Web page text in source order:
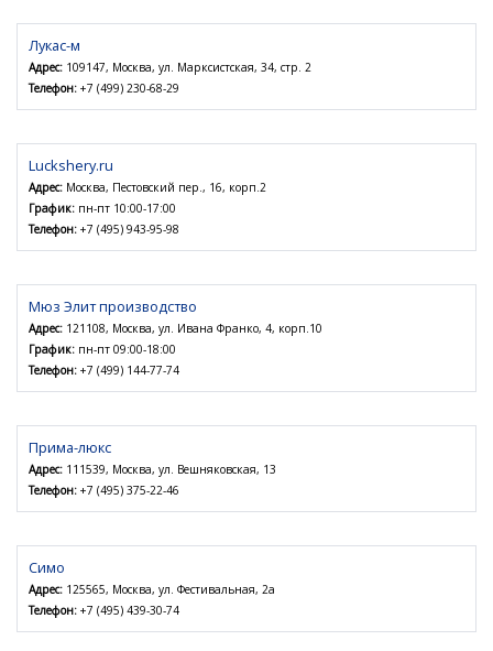
Лукас-м
Адрес: 109147, Москва, ул. Марксистская, 34, стр. 2
Телефон: +7 (499) 230-68-29
Luckshery.ru
Адрес: Москва, Пестовский пер., 16, корп.2
График: пн-пт 10:00-17:00
Телефон: +7 (495) 943-95-98
Мюз Элит производство
Адрес: 121108, Москва, ул. Ивана Франко, 4, корп.10
График: пн-пт 09:00-18:00
Телефон: +7 (499) 144-77-74
Прима-люкс
Адрес: 111539, Москва, ул. Вешняковская, 13
Телефон: +7 (495) 375-22-46
Симо
Адрес: 125565, Москва, ул. Фестивальная, 2а
Телефон: +7 (495) 439-30-74